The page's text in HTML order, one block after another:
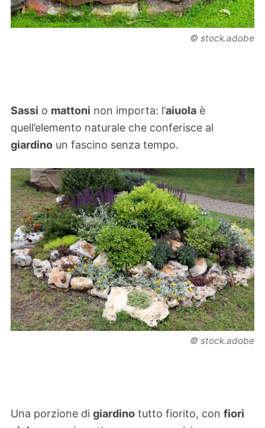
© stock.adobe
Sassi o mattoni non importa: l’aiuola è
quell’elemento naturale che conferisce al
giardino un fascino senza tempo.
© stock.adobe
Una porzione di giardino tutto fiorito, con fiori